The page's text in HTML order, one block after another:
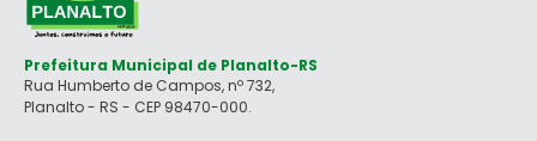
Prefeitura Municipal de Planalto-RS
Rua Humberto de Campos, nº 732,
Planalto - RS - CEP 98470-000.